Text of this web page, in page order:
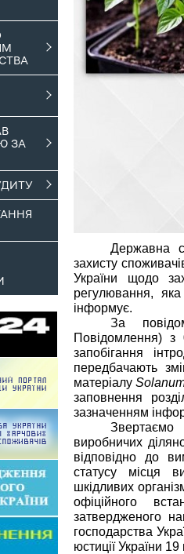
ЗА
Державна
захисту
України щодо
регулювання,
інформує.
За
Повідомлення) з
запобігання
передбачають
матеріалу
заповнення
зазначенням
Звертаємо
виробничих
відповідно до
статусу місця
шкідливих
офіційного
затвердженого
господарства
юстиції України